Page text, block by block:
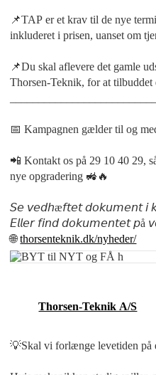
📌TAP er et krav til de nye
inkluderet i prisen, uanset om
📌Du skal aflevere det gamle
Thorsen-Teknik, for at tilbuddet
📅 Kampagnen gælder til og
📲 Kontakt os på 29 10 40 29,
nye opgradering 🚜🔥
𝘚𝘦 𝘷𝘦𝘥𝘩æ𝘧𝘵𝘦𝘵 𝘥𝘰𝘬𝘶𝘮𝘦𝘯𝘵
🌐thorsenteknik.dk/nyheder/
Thorsen-Teknik A/S
💡Skal vi forlænge levetiden på